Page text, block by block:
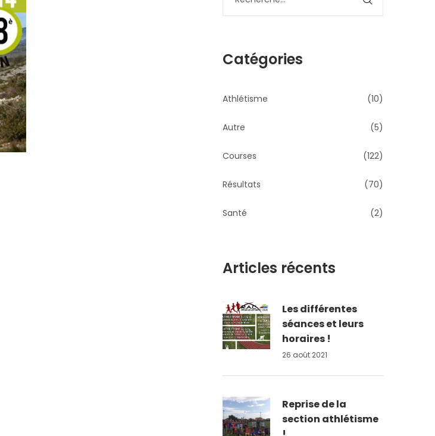
Catégories
Athlétisme (10)
Autre (5)
Courses (122)
Résultats (70)
Santé (2)
Articles récents
Les différentes
séances et leurs
horaires !
26 août 2021
Reprise de la
section athlétisme